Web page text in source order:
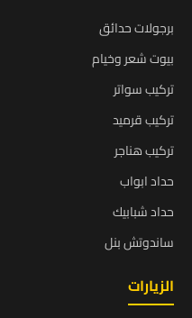
برجولات حدائق
بيوت شعر وخيام
تركيب سواتر
تركيب قرميد
تركيب هناجر
حداد ابواب
حداد شبابيك
ساندوتش بنل
الزيارات